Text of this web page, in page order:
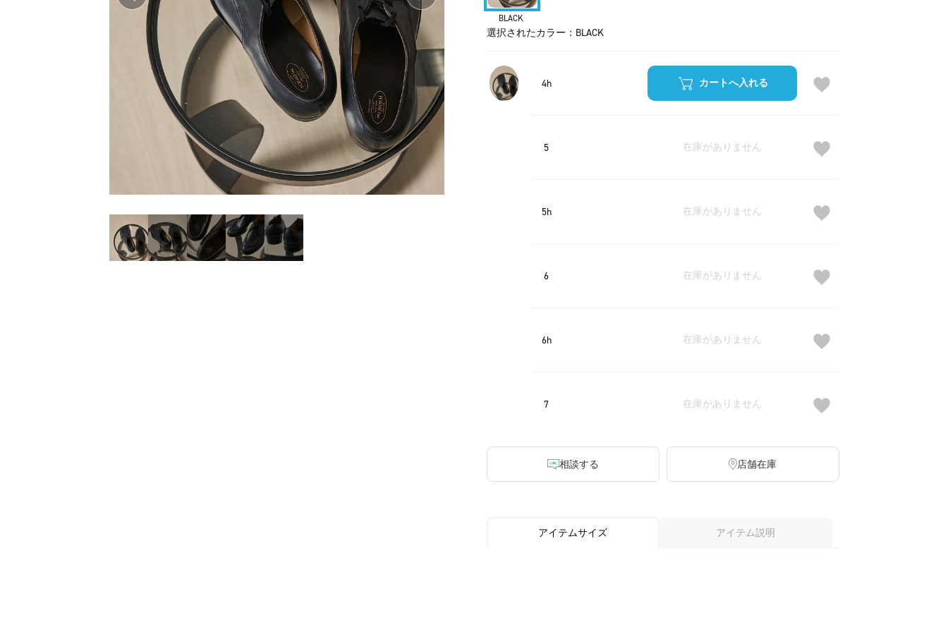
BLACK
選択されたカラー：BLACK
4h カートへ入れる
5 在庫がありません
5h 在庫がありません
6 在庫がありません
6h 在庫がありません
7 在庫がありません
相談する 店舗在庫
アイテムサイズ アイテム説明